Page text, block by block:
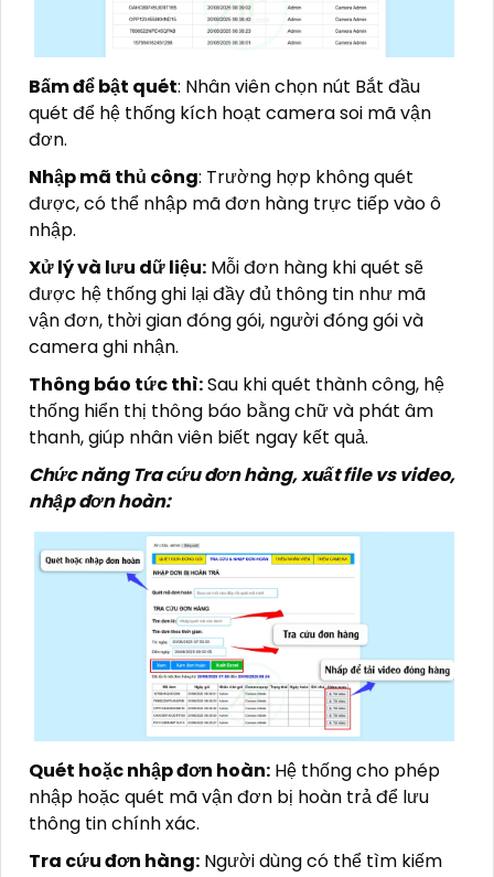
Bấm để bật quét: Nhân viên chọn nút Bắt đầu
quét để hệ thống kích hoạt camera soi mã vận
đơn.
Nhập mã thủ công: Trường hợp không quét
được, có thể nhập mã đơn hàng trực tiếp vào ô
nhập.
Xử lý và lưu dữ liệu: Mỗi đơn hàng khi quét sẽ
được hệ thống ghi lại đầy đủ thông tin như mã
vận đơn, thời gian đóng gói, người đóng gói và
camera ghi nhận.
Thông báo tức thì:Sau khi quét thành công, hệ
thống hiển thị thông báo bằng chữ và phát âm
thanh, giúp nhân viên biết ngay kết quả.
Chức năng Tra cứu đơn hàng, xuất file vs video,
nhập đơn hoàn:
Quét hoặc nhập đơn hoàn: Hệ thống cho phép
nhập hoặc quét mã vận đơn bị hoàn trả để lưu
thông tin chính xác.
Tra cứu đơn hàng: Người dùng có thể tìm kiếm